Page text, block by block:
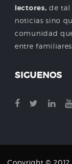
lectores, de tal
noticias sino
comunidad
entre
SIGUENOS